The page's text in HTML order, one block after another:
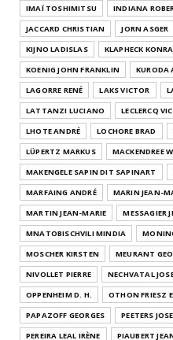
IMAÏ TOSHIMITSU
INDIANA
JACCARD CHRISTIAN
JORN ASGER
KIJNO LADISLAS
KLAPHECK
KOENIG JOHN FRANKLIN
KURODA
LAGORRE RENÉ
LAKS VICTOR
LATTANZI LUCIANO
LECLERCQ
LHOTE ANDRÉ
LOCHORE BRAD
LÜPERTZ MARKUS
MACKENDREE
MAKENGELE SAPIN DIT SAPINART
MARFAING ANDRÉ
MARIN JEAN-
MARTIN JEAN-MARIE
MESSAGIER
MNATOBISCHVILI MINDIA
MOSCHER KIRSTEN
MEURANT
NIVOLLET PIERRE
NECHVATAL
OPPENHEIM D. H.
OTHON FRIESZ
PAPAZOFF GEORGES
PEETERS
PEREIRA LEAL IRÈNE
PIAUBERT